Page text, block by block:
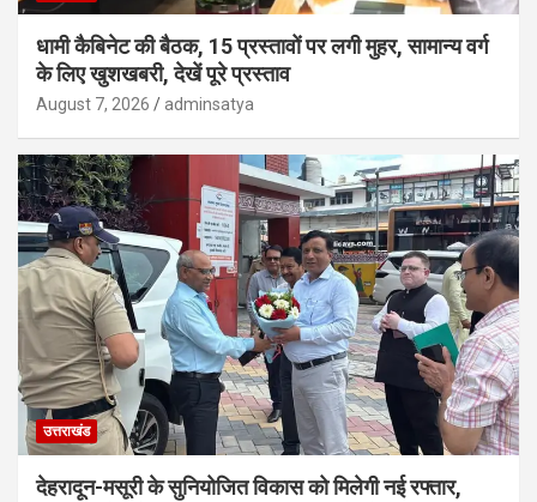
धामी कैबिनेट की बैठक, 15 प्रस्तावों पर लगी मुहर, सामान्य वर्ग
के लिए खुशखबरी, देखें पूरे प्रस्ताव
August 7, 2026 adminsatya
उत्तराखंड
देहरादून-मसूरी के सुनियोजित विकास को मिलेगी नई रफ्तार,